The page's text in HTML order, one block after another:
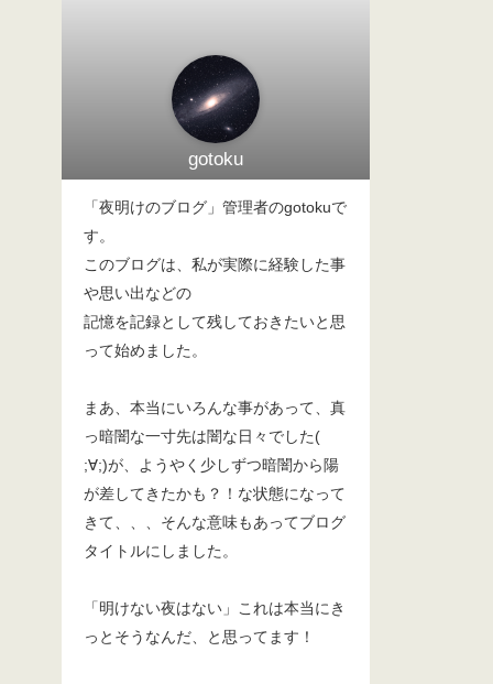
gotoku
「夜明けのブログ」管理者のgotokuで
す。
このブログは、私が実際に経験した事
や思い出などの
記憶を記録として残しておきたいと思
って始めました。
まあ、本当にいろんな事があって、真
っ暗闇な一寸先は闇な日々でした(
;∀;)が、ようやく少しずつ暗闇から陽
が差してきたかも？！な状態になって
きて、、、そんな意味もあってブログ
タイトルにしました。
「明けない夜はない」これは本当にき
っとそうなんだ、と思ってます！